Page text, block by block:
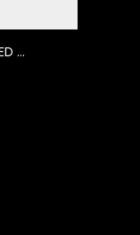
REFLECTOR ANILLO RGB LED SUMERGIBLE